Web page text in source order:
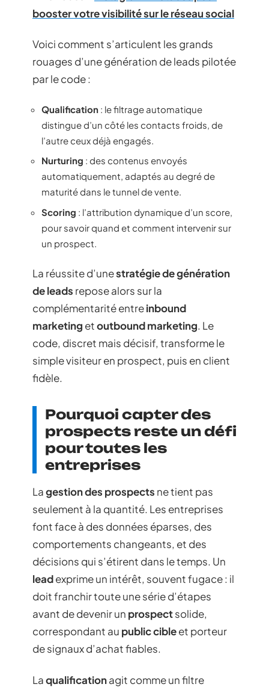
booster votre visibilité sur le réseau social
Voici comment s’articulent les grands
rouages d’une génération de leads pilotée
par le code :
Qualification : le filtrage automatique
distingue d’un côté les contacts froids, de
l’autre ceux déjà engagés.
Nurturing : des contenus envoyés
automatiquement, adaptés au degré de
maturité dans le tunnel de vente.
Scoring : l’attribution dynamique d’un score,
pour savoir quand et comment intervenir sur
un prospect.
La réussite d’unestratégie de génération
de leads repose alors sur la
complémentarité entreinbound
marketing etoutbound marketing. Le
code, discret mais décisif, transforme le
simple visiteur en prospect, puis en client
fidèle.
Pourquoi capter des
prospects reste un défi
pour toutes les
entreprises
Lagestion des prospects ne tient pas
seulement à la quantité. Les entreprises
font face à des données éparses, des
comportements changeants, et des
décisions qui s’étirent dans le temps. Un
leadexprime un intérêt, souvent fugace : il
doit franchir toute une série d’étapes
avant de devenir un prospectsolide,
correspondant au public cibleet porteur
de signaux d’achat fiables.
Laqualificationagit comme un filtre